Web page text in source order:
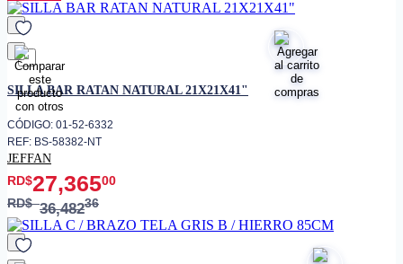
favorito
SILLA BAR RATAN NATURAL 21X21X41"
CÓDIGO: 01-52-6332
REF: BS-58382-NT
JEFFAN
RD$27,36500
RD$36,48236